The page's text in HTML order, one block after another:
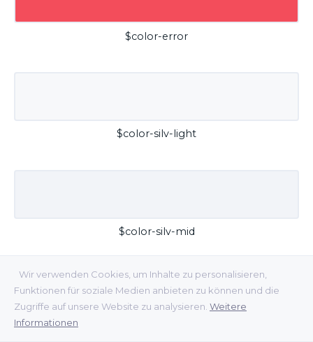
Wir verwenden Cookies, um Inhalte zu personalisieren,
Funktionen für soziale Medien anbieten zu können und die
Zugriffe auf unsere Website zu analysieren. Weitere
Informationen
$color-error
$color-silv-light
$color-silv-mid